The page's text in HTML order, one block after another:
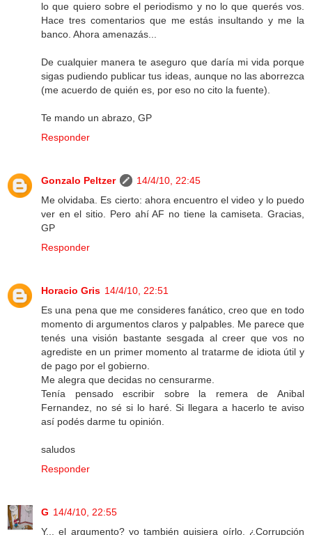
lo que quiero sobre el periodismo y no lo que querés vos.
Hace tres comentarios que me estás insultando y me la
banco. Ahora amenazás...
De cualquier manera te aseguro que daría mi vida porque
sigas pudiendo publicar tus ideas, aunque no las aborrezca
(me acuerdo de quién es, por eso no cito la fuente).
Te mando un abrazo, GP
Responder
Gonzalo Peltzer
14/4/10, 22:45
Me olvidaba. Es cierto: ahora encuentro el video y lo puedo
ver en el sitio. Pero ahí AF no tiene la camiseta. Gracias,
GP
Responder
Horacio Gris 14/4/10, 22:51
Es una pena que me consideres fanático, creo que en todo
momento di argumentos claros y palpables. Me parece que
tenés una visión bastante sesgada al creer que vos no
agrediste en un primer momento al tratarme de idiota útil y
de pago por el gobierno.
Me alegra que decidas no censurarme.
Tenía pensado escribir sobre la remera de Anibal
Fernandez, no sé si lo haré. Si llegara a hacerlo te aviso
así podés darme tu opinión.
saludos
Responder
G 14/4/10, 22:55
Y... el argumento? yo también quisiera oírlo. ¿Corrupción